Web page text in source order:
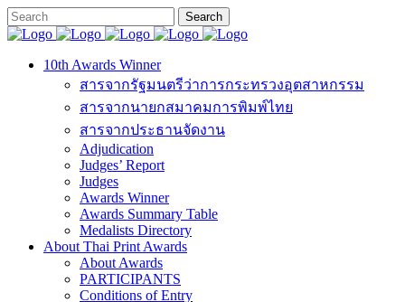
10th Awards Winner
สารจากรัฐมนตรีว่าการกระทรวงอุตสาหกรรม
สารจากนายกสมาคมการพิมพ์ไทย
สารจากประธานจัดงาน
Adjudication
Judges’ Report
Judges
Awards Winner
Awards Summary Table
Medalists Directory
About Thai Print Awards
About Awards
PARTICIPANTS
Conditions of Entry